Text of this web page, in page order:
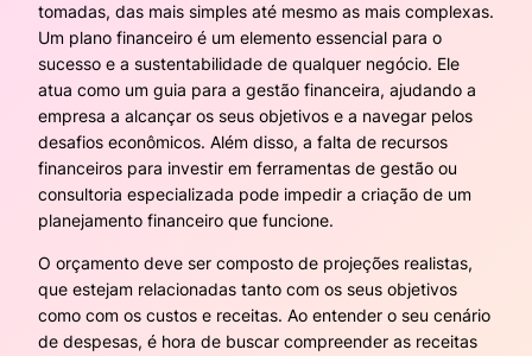
tomadas, das mais simples até mesmo as mais complexas.
Um plano financeiro é um elemento essencial para o
sucesso e a sustentabilidade de qualquer negócio. Ele
atua como um guia para a gestão financeira, ajudando a
empresa a alcançar os seus objetivos e a navegar pelos
desafios econômicos. Além disso, a falta de recursos
financeiros para investir em ferramentas de gestão ou
consultoria especializada pode impedir a criação de um
planejamento financeiro que funcione.
O orçamento deve ser composto de projeções realistas,
que estejam relacionadas tanto com os seus objetivos
como com os custos e receitas. Ao entender o seu cenário
de despesas, é hora de buscar compreender as receitas